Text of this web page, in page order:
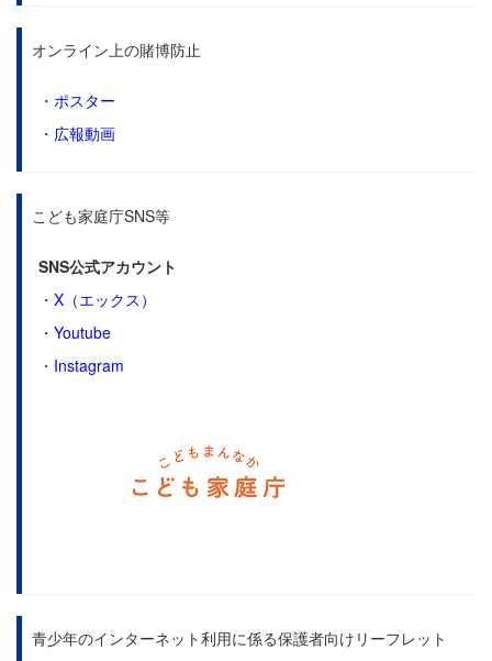
オンライン上の賭博防止
・ ポスター
・ 広報動画
こども家庭庁SNS等
SNS公式アカウント
・ X（エックス）
・ Youtube
・ Instagram
青少年のインターネット利用に係る保護者向けリーフレット